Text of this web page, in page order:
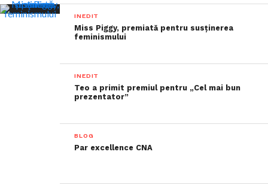
INEDIT
Miss Piggy, premiată pentru susţinerea
feminismului
INEDIT
Teo a primit premiul pentru „Cel mai bun
prezentator”
BLOG
Par excellence CNA